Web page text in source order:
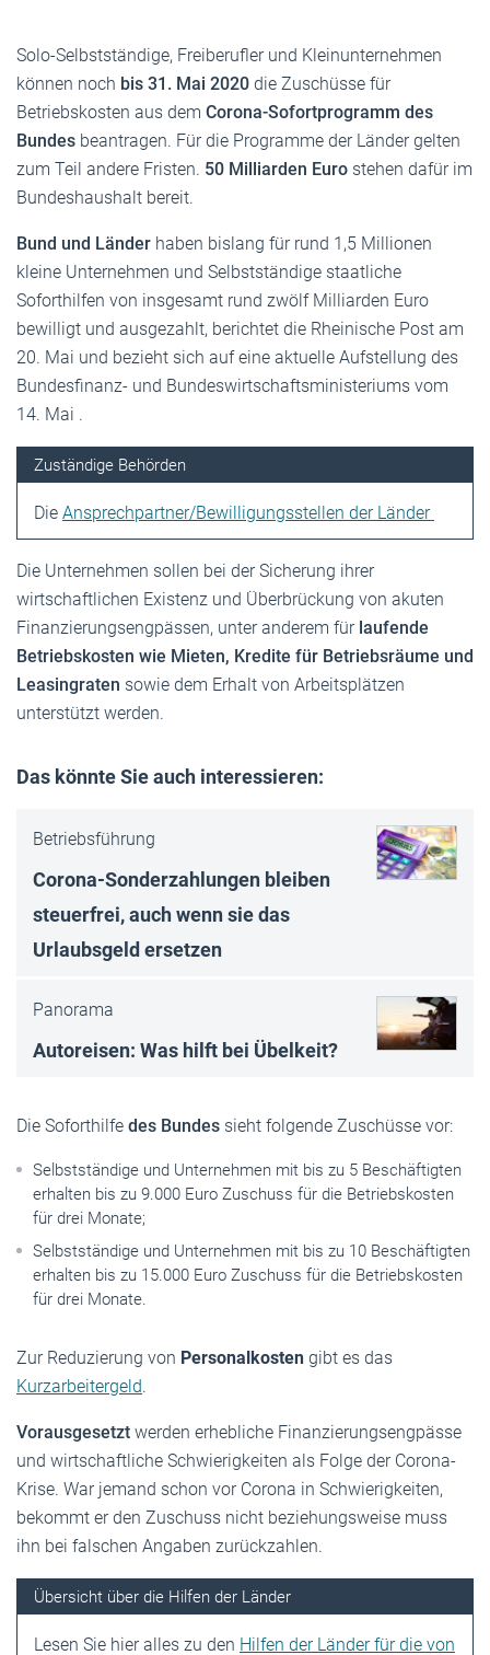
Solo-Selbstständige, Freiberufler und Kleinunternehmen
können noch bis 31. Mai 2020 die Zuschüsse für
Betriebskosten aus dem Corona-Sofortprogramm des
Bundes beantragen. Für die Programme der Länder gelten
zum Teil andere Fristen. 50 Milliarden Euro stehen dafür im
Bundeshaushalt bereit.
Bund und Länder haben bislang für rund 1,5 Millionen
kleine Unternehmen und Selbstständige staatliche
Soforthilfen von insgesamt rund zwölf Milliarden Euro
bewilligt und ausgezahlt, berichtet die Rheinische Post am
20. Mai und bezieht sich auf eine aktuelle Aufstellung des
Bundesfinanz- und Bundeswirtschaftsministeriums vom
14. Mai .
Zuständige Behörden
Die Ansprechpartner/Bewilligungsstellen der Länder
Die Unternehmen sollen bei der Sicherung ihrer
wirtschaftlichen Existenz und Überbrückung von akuten
Finanzierungsengpässen, unter anderem für laufende
Betriebskosten wie Mieten, Kredite für Betriebsräume und
Leasingraten sowie dem Erhalt von Arbeitsplätzen
unterstützt werden.
Das könnte Sie auch interessieren:
Betriebsführung
Corona-Sonderzahlungen bleiben
steuerfrei, auch wenn sie das
Urlaubsgeld ersetzen
Panorama
Autoreisen: Was hilft bei Übelkeit?
Die Soforthilfe des Bundes sieht folgende Zuschüsse vor:
Selbstständige und Unternehmen mit bis zu 5 Beschäftigten
erhalten bis zu 9.000 Euro Zuschuss für die Betriebskosten
für drei Monate;
Selbstständige und Unternehmen mit bis zu 10 Beschäftigten
erhalten bis zu 15.000 Euro Zuschuss für die Betriebskosten
für drei Monate.
Zur Reduzierung von Personalkosten gibt es das
Kurzarbeitergeld.
Vorausgesetzt werden erhebliche Finanzierungsengpässe
und wirtschaftliche Schwierigkeiten als Folge der Corona-
Krise. War jemand schon vor Corona in Schwierigkeiten,
bekommt er den Zuschuss nicht beziehungsweise muss
ihn bei falschen Angaben zurückzahlen.
Übersicht über die Hilfen der Länder
Lesen Sie hier alles zu den Hilfen der Länder für die von